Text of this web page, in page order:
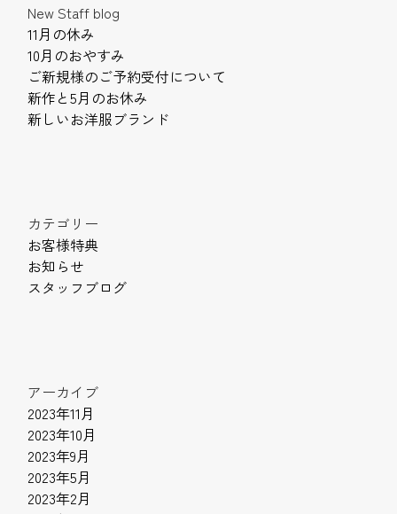
New Staff blog
11月の休み
10月のおやすみ
ご新規様のご予約受付について
新作と5月のお休み
新しいお洋服ブランド
カテゴリー
お客様特典
お知らせ
スタッフブログ
アーカイブ
2023年11月
2023年10月
2023年9月
2023年5月
2023年2月